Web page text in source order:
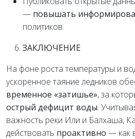
— повышать
политиков.
ЗАКЛЮЧЕНИЕ
На фоне роста температуры и
ускоренное таяние ледников
временное «затишье», за
острый дефицит воды.
важность реки Или и Балхаша,
действовать проактивно — как